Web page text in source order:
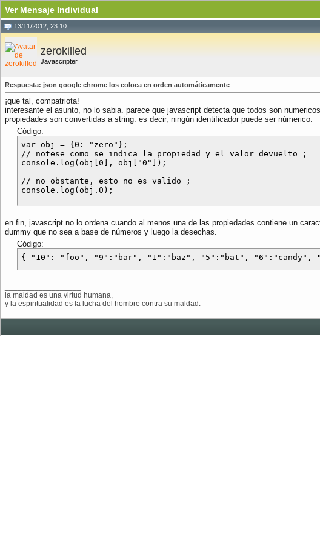
Ver Mensaje Individual
13/11/2012, 23:10
zerokilled
Javascripter
Respuesta: json google chrome los coloca en orden automáticamente
¡que tal, compatriota!
interesante el asunto, no lo sabia. parece que javascript detecta que todos son
propiedades son convertidas a string. es decir, ningún identificador puede ser númerico.
Código:
var obj = {0: "zero"};
// notese como se indica la propiedad y el valor devuelto ;
console.log(obj[0], obj["0"]);
// no obstante, esto no es valido ;
en fin, javascript no lo ordena cuando al menos una de las propiedades contiene un
dummy que no sea a base de números y luego la desechas.
Código:
{ "10": "foo", "9":"bar", "1":"baz", "5":"bat", "6":"candy",
la maldad es una virtud humana,
y la espiritualidad es la lucha del hombre contra su maldad.